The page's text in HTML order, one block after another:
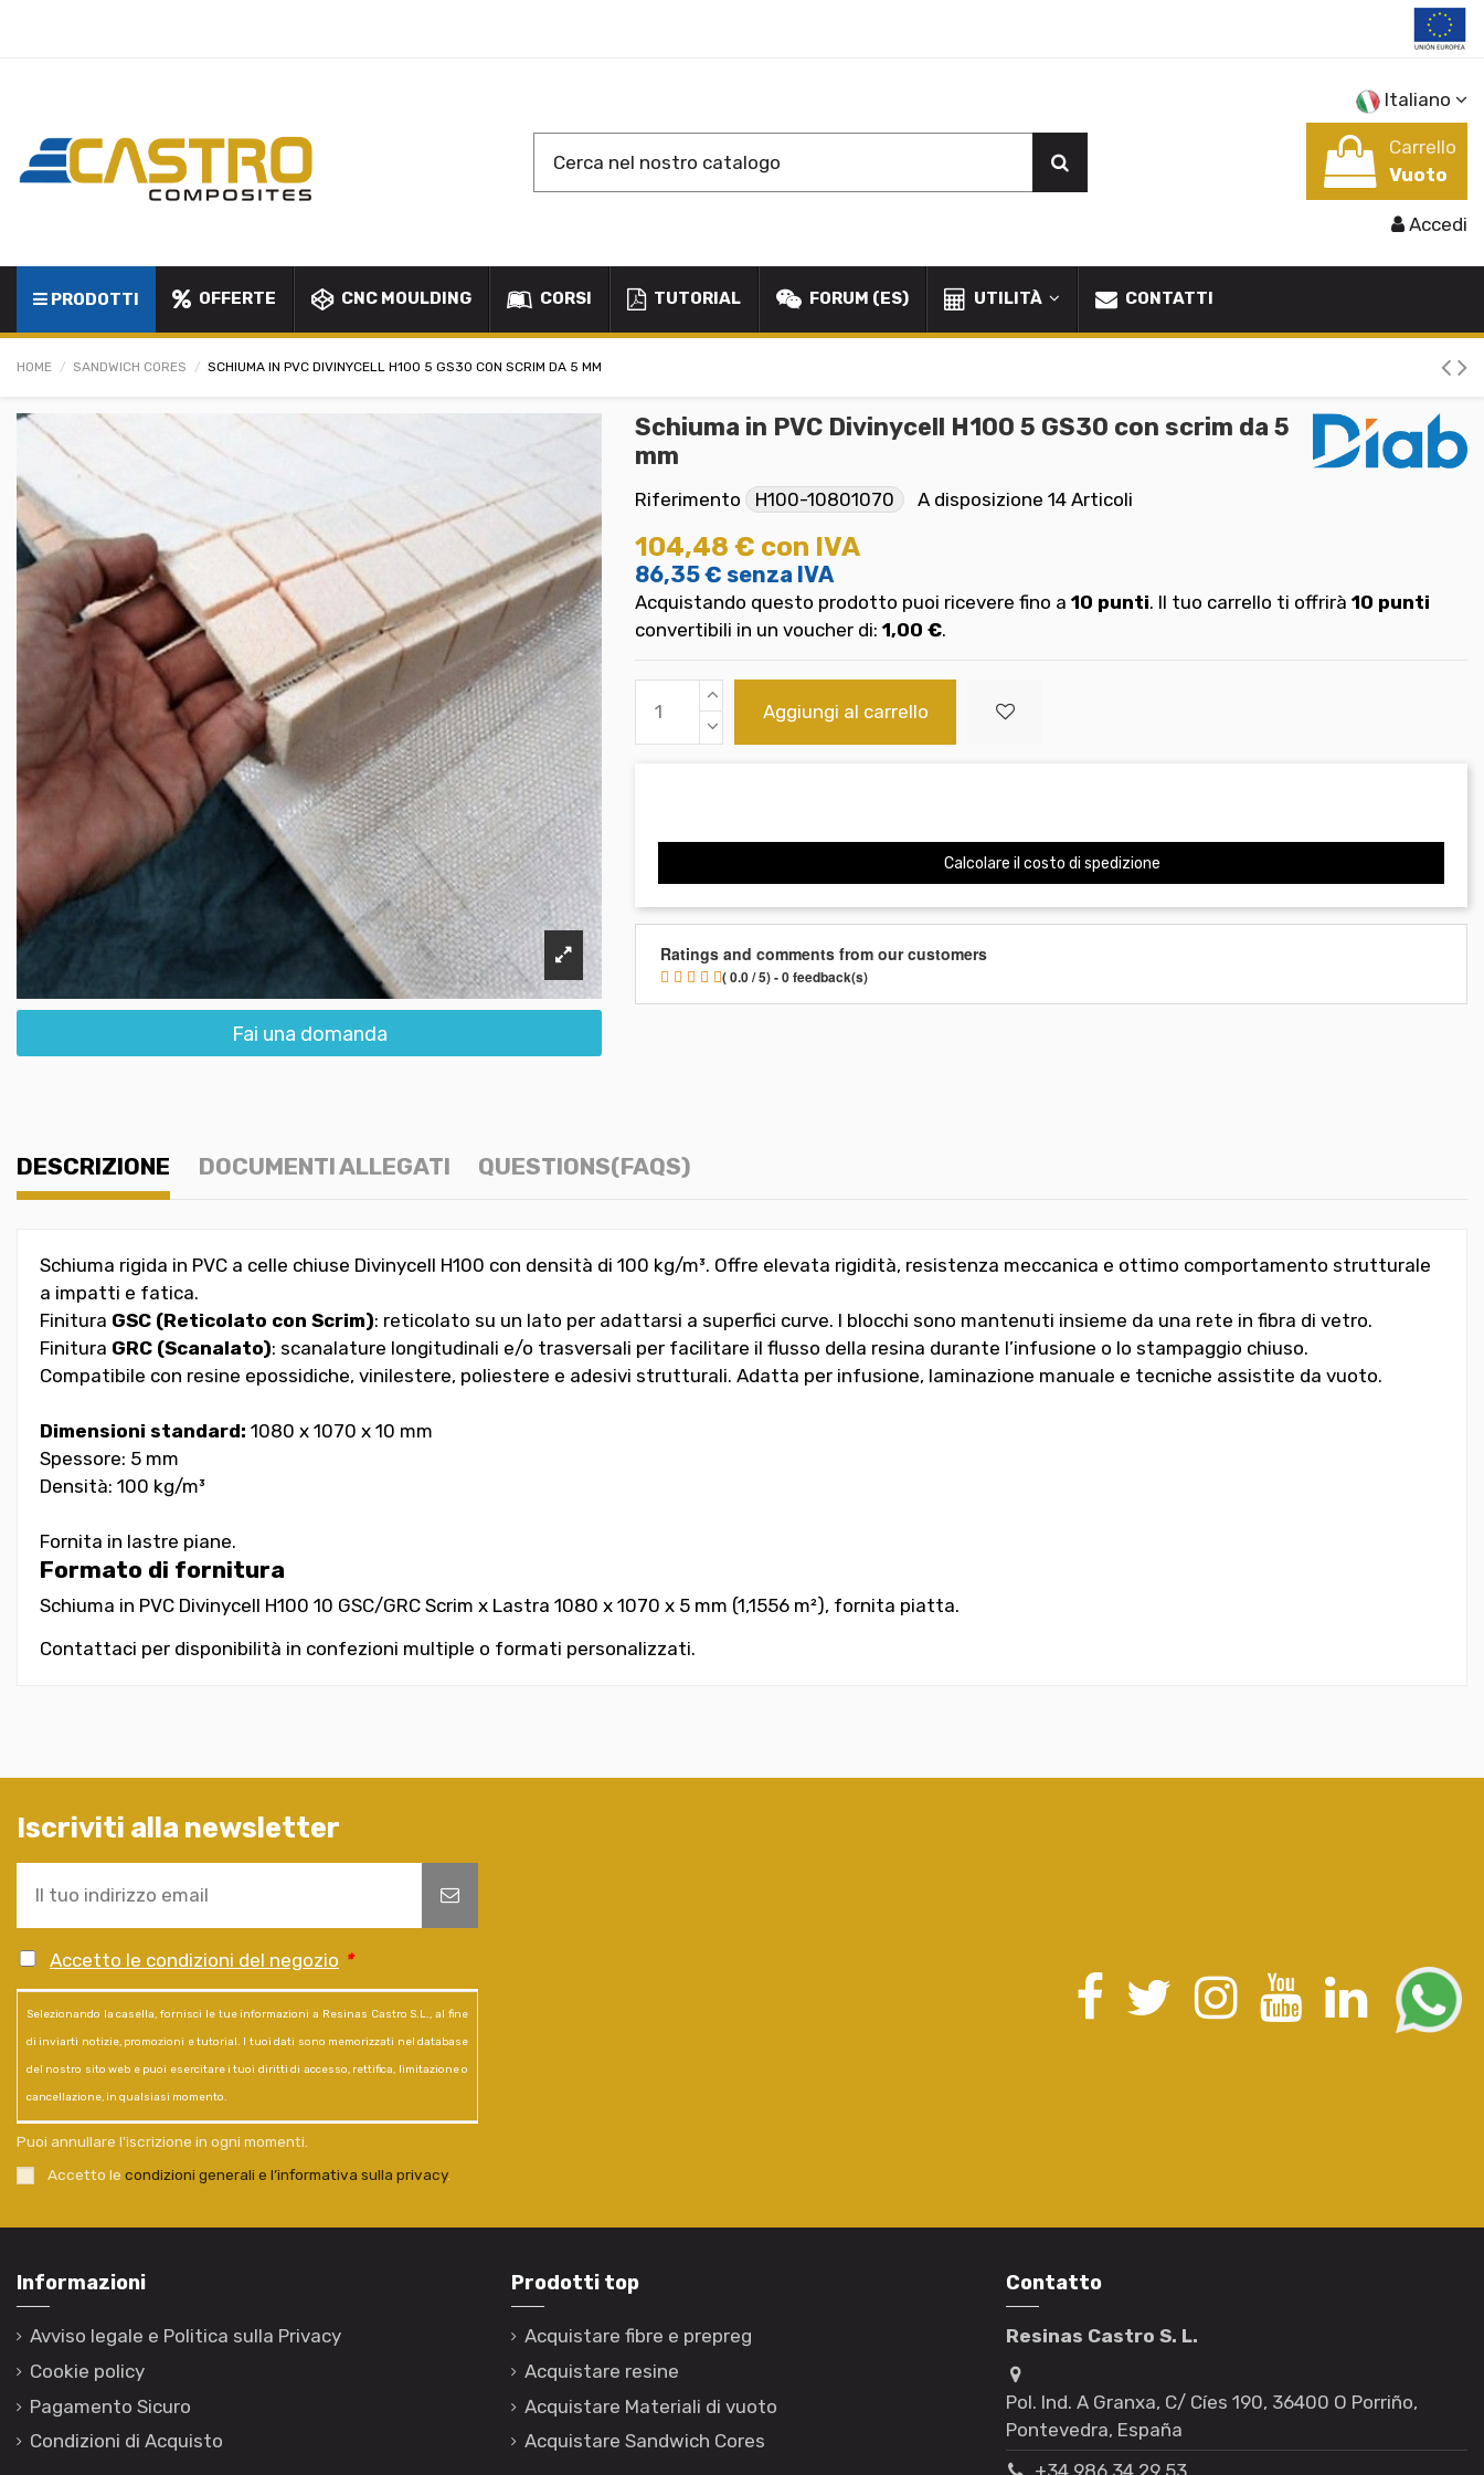
Italiano
Carrello
Vuoto
Accedi
PRODOTTI OFFERTE CNC MOULDING CORSI TUTORIAL FORUM (ES) UTILITÀ CONTATTI
HOME SANDWICH CORES SCHIUMA IN PVC DIVINYCELL H100 5 GS30 CON SCRIM DA 5 MM
Fai una domanda
Schiuma in PVC Divinycell H100 5 GS30 con scrim da 5
mm
Riferimento H100-10801070 A disposizione 14 Articoli
104,48 € con IVA
86,35 € senza IVA
Acquistando questo prodotto puoi ricevere fino a 10 punti. Il tuo carrello ti offrirà 10 punti
convertibili in un voucher di: 1,00 €.
Aggiungi al carrello
Calcolare il costo di spedizione
Ratings and comments from our customers
( 0.0 / 5) - 0 feedback(s)
DESCRIZIONE DOCUMENTI ALLEGATI QUESTIONS(FAQS)
Schiuma rigida in PVC a celle chiuse Divinycell H100 con densità di 100 kg/m³. Offre elevata rigidità, resistenza meccanica e ottimo comportamento strutturale
a impatti e fatica.
Finitura GSC (Reticolato con Scrim): reticolato su un lato per adattarsi a superfici curve. I blocchi sono mantenuti insieme da una rete in fibra di vetro.
Finitura GRC (Scanalato): scanalature longitudinali e/o trasversali per facilitare il flusso della resina durante l’infusione o lo stampaggio chiuso.
Compatibile con resine epossidiche, vinilestere, poliestere e adesivi strutturali. Adatta per infusione, laminazione manuale e tecniche assistite da vuoto.
Dimensioni standard: 1080 x 1070 x 10 mm
Spessore: 5 mm
Densità: 100 kg/m³
Fornita in lastre piane.
Formato di fornitura
Schiuma in PVC Divinycell H100 10 GSC/GRC Scrim x Lastra 1080 x 1070 x 5 mm (1,1556 m²), fornita piatta.
Contattaci per disponibilità in confezioni multiple o formati personalizzati.
Iscriviti alla newsletter
Accetto le condizioni del negozio *
Selezionando la casella, fornisci le tue informazioni a Resinas Castro S.L., al fine
di inviarti notizie, promozioni e tutorial. I tuoi dati sono memorizzati nel database
del nostro sito web e puoi esercitare i tuoi diritti di accesso, rettifica, limitazione o
cancellazione, in qualsiasi momento.
Puoi annullare l'iscrizione in ogni momenti.
Accetto le condizioni generali e l’informativa sulla privacy.
Informazioni
Avviso legale e Politica sulla Privacy
Cookie policy
Pagamento Sicuro
Condizioni di Acquisto
Prodotti top
Acquistare fibre e prepreg
Acquistare resine
Acquistare Materiali di vuoto
Acquistare Sandwich Cores
Contatto
Resinas Castro S. L.
Pol. Ind. A Granxa, C/ Cíes 190, 36400 O Porriño,
Pontevedra, España
+34 986 34 29 53